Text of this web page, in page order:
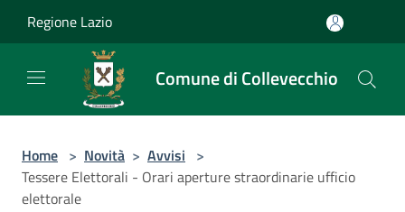
Regione Lazio
Comune di Collevecchio
Home > Novità > Avvisi >
Tessere Elettorali - Orari aperture straordinarie ufficio
elettorale